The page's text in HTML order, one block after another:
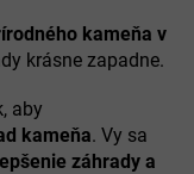
kameňa v
krásne zapadne.
aby
kameňa. Vy sa
záhrady a